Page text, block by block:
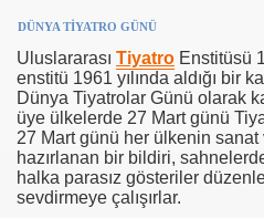
DÜNYA TİYATRO GÜNÜ
Uluslararası Tiyatro Enstitüsü
enstitü 1961 yılında aldığı bir
Dünya Tiyatrolar Günü olarak
üye ülkelerde 27 Mart günü
27 Mart günü her ülkenin sanat
hazırlanan bir bildiri,
halka parasız gösteriler
sevdirmeye çalışırlar.